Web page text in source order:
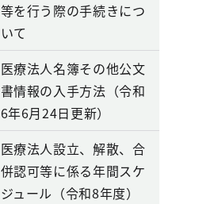
等を行う際の手続きにつ
いて
医療法人名簿その他公文
書情報の入手方法（令和
6年6月24日更新）
医療法人設立、解散、合
併認可等に係る年間スケ
ジュール（令和8年度）